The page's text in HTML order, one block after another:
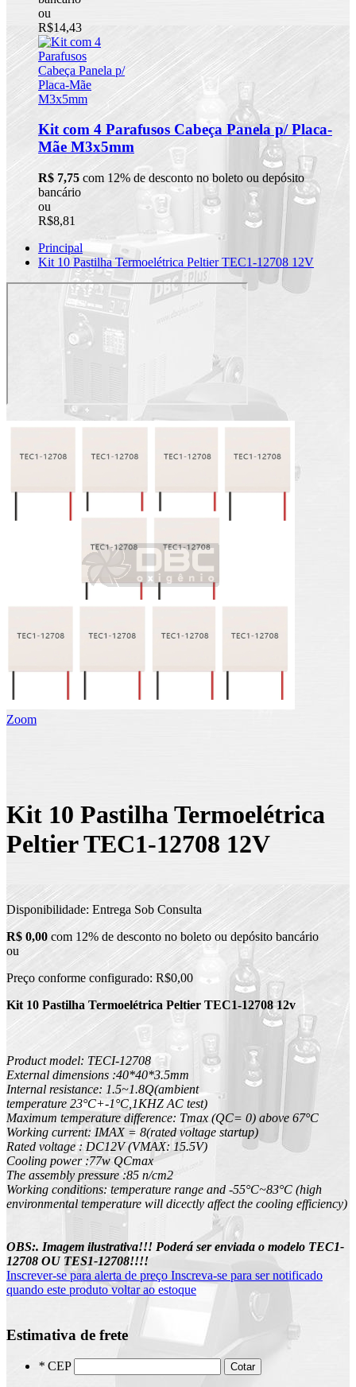
ou
R$14,43
Kit com 4 Parafusos Cabeça Panela p/ Placa-
Mãe M3x5mm
R$ 7,75 com 12% de desconto no boleto ou depósito
bancário
ou
R$8,81
Principal
Kit 10 Pastilha Termoelétrica Peltier TEC1-12708 12V
Zoom
Kit 10 Pastilha Termoelétrica
Peltier TEC1-12708 12V
Disponibilidade: Entrega Sob Consulta
R$ 0,00 com 12% de desconto no boleto ou depósito bancário
ou
Preço conforme configurado: R$0,00
Kit 10 Pastilha Termoelétrica Peltier TEC1-12708 12v
Product model: TECI-12708
External dimensions :40*40*3.5mm
Internal resistance: 1.5~1.8Q(ambient
temperature 23°C+-1°C,1KHZ AC test)
Maximum temperature difference: Tmax (QC= 0) above 67°C
Working current: IMAX = 8(rated voltage startup)
Rated voltage : DC12V (VMAX: 15.5V)
Cooling power :77w QCmax
The assembly pressure :85 n/cm2
Working conditions: temperature range and -55°C~83°C (high
environmental temperature will dicectly affect the cooling efficiency)
OBS:. Imagem ilustrativa!!! Poderá ser enviada o modelo TEC1-
12708 OU TES1-12708!!!!
Inscrever-se para alerta de preço Inscreva-se para ser notificado
quando este produto voltar ao estoque
Estimativa de frete
* CEP Cotar